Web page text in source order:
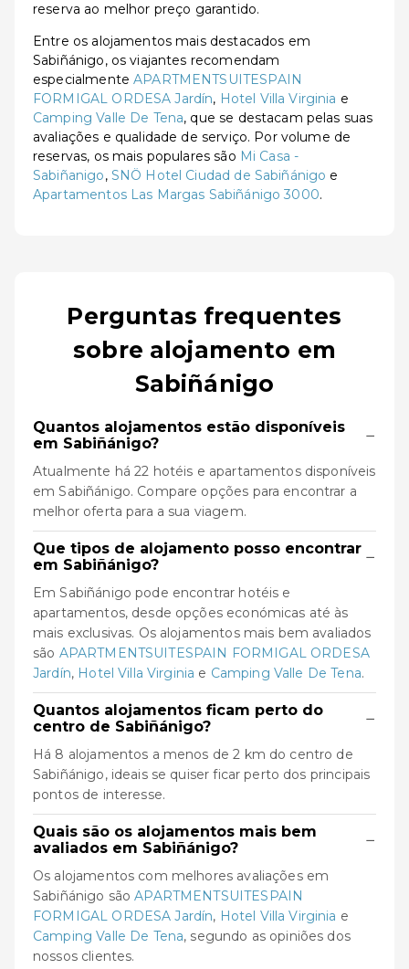
reserva ao melhor preço garantido.
Entre os alojamentos mais destacados em
Sabiñánigo, os viajantes recomendam
especialmenteAPARTMENTSUITESPAIN
FORMIGAL ORDESA Jardín, Hotel Villa Virginia e
Camping Valle De Tena, que se destacam pelas suas
avaliações e qualidade de serviço. Por volume de
reservas, os mais populares são Mi Casa -
Sabiñanigo, SNÖ Hotel Ciudad de Sabiñánigo e
Apartamentos Las Margas Sabiñánigo 3000.
Perguntas frequentes
sobre alojamento em
Sabiñánigo
Quantos alojamentos estão disponíveis
em Sabiñánigo?
−
Atualmente há 22 hotéis e apartamentos disponíveis
em Sabiñánigo. Compare opções para encontrar a
melhor oferta para a sua viagem.
Que tipos de alojamento posso encontrar
em Sabiñánigo?
−
Em Sabiñánigo pode encontrar hotéis e
apartamentos, desde opções económicas até às
mais exclusivas. Os alojamentos mais bem avaliados
são APARTMENTSUITESPAIN FORMIGAL ORDESA
Jardín, Hotel Villa Virginia e Camping Valle De Tena.
Quantos alojamentos ficam perto do
centro de Sabiñánigo?
−
Há 8 alojamentos a menos de 2 km do centro de
Sabiñánigo, ideais se quiser ficar perto dos principais
pontos de interesse.
Quais são os alojamentos mais bem
avaliados em Sabiñánigo?
−
Os alojamentos com melhores avaliações em
Sabiñánigo sãoAPARTMENTSUITESPAIN
FORMIGAL ORDESA Jardín, Hotel Villa Virginia e
Camping Valle De Tena, segundo as opiniões dos
nossos clientes.